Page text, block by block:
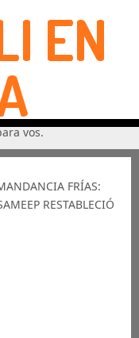
EN
vos.
FRÍAS:
RESTABLECIÓ